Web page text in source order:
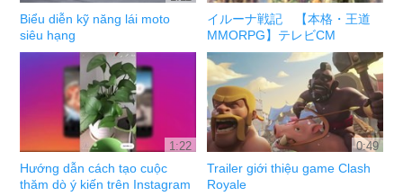
Biểu diễn kỹ năng lái moto
siêu hạng
イルーナ戦記 【本格・王道
MMORPG】テレビCM
1:22
Hướng dẫn cách tạo cuộc
thăm dò ý kiến trên Instagram
0:49
Trailer giới thiệu game Clash
Royale